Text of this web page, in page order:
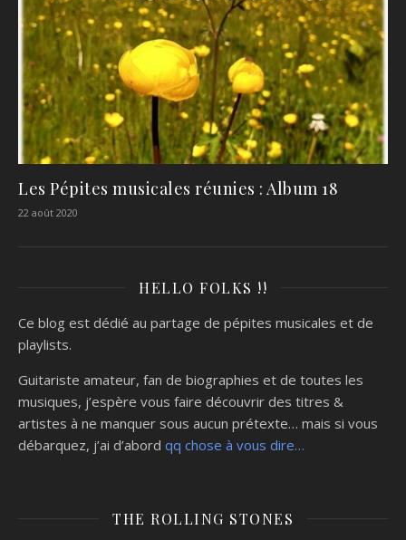
Les Pépites musicales réunies : Album 18
22 août 2020
HELLO FOLKS !!
Ce blog est dédié au partage de pépites musicales et de
playlists.
Guitariste amateur, fan de biographies et de toutes les
musiques, j’espère vous faire découvrir des titres &
artistes à ne manquer sous aucun prétexte… mais si vous
débarquez, j’ai d’abord qq chose à vous dire…
THE ROLLING STONES